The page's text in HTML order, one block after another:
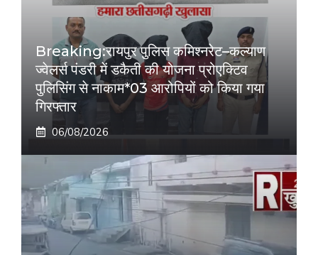
Breaking:रायपुर पुलिस कमिश्नरेट–कल्याण
ज्वेलर्स पंडरी में डकैती की योजना प्रोएक्टिव
पुलिसिंग से नाकाम*03 आरोपियों को किया गया
गिरफ्तार
06/08/2026